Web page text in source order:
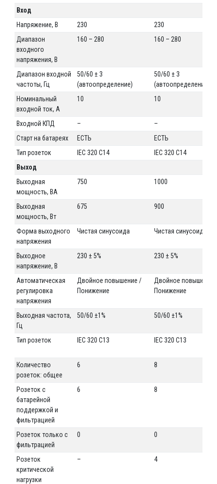
Вход
Напряжение, В
230
230
Диапазон
входного
напряжения, В
160 – 280 160 – 280
Диапазон входной
частоты, Гц
50/60 ± 3
(автоопределение)
50/60 ± 3
(автоопределение)
Номинальный
входной ток, А
10 10
Входной КПД –
–
Старт на батареях
ЕСТЬ
ЕСТЬ
Тип розеток
IEC 320 C14
IEC 320 C14
Выход
Выходная
мощность, ВА
750 1000
Выходная
мощность, Вт
675 900
Форма выходного
напряжения
Чистая синусоида Чистая синусоида
Выходное
напряжение, В
230 ± 5% 230 ± 5%
Автоматическая
регулировка
напряжения
Двойное повышение /
Понижение
Двойное повышение
Понижение
Выходная частота,
Гц
50/60 ±1% 50/60 ±1%
Тип розеток IEC 320 C13 IEC 320 C13
Количество
розеток: общее
6 8
Розеток с
батарейной
поддержкой и
фильтрацией
6 8
Розеток только с
фильтрацией
0 0
Розеток
критической
нагрузки
– 4